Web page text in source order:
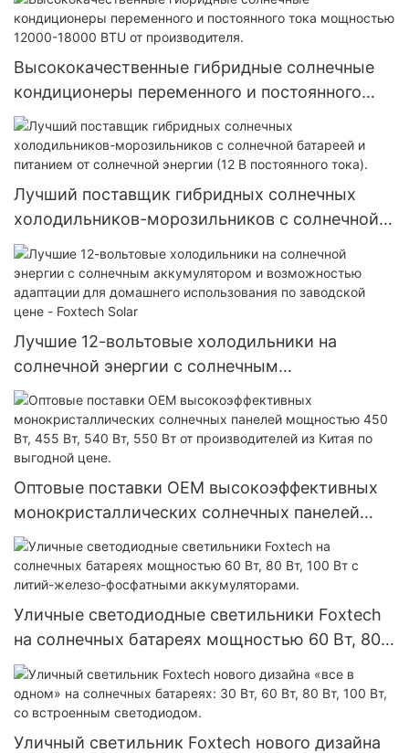
коммерческой крыше.
Высококачественные гибридные солнечные
кондиционеры переменного и постоянного
тока мощностью 12000-18000 BTU от
производителя.
Лучший поставщик гибридных солнечных
холодильников-морозильников с солнечной
батареей и питанием от солнечной энергии (12
В постоянного тока).
Лучшие 12-вольтовые холодильники на
солнечной энергии с солнечным
аккумулятором и возможностью адаптации
для домашнего использования по заводской
цене - Foxtech Solar
Оптовые поставки OEM высокоэффективных
монокристаллических солнечных панелей
мощностью 450 Вт, 455 Вт, 540 Вт, 550 Вт от
производителей из Китая по выгодной цене.
Уличные светодиодные светильники Foxtech
на солнечных батареях мощностью 60 Вт, 80
Вт, 100 Вт с литий-железо-фосфатными
аккумуляторами.
Уличный светильник Foxtech нового дизайна